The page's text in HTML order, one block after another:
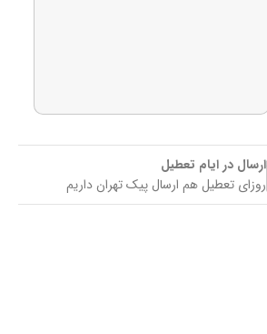
ارسال در ایام تعطیل
روزای تعطیل هم ارسال پیک تهران داریم